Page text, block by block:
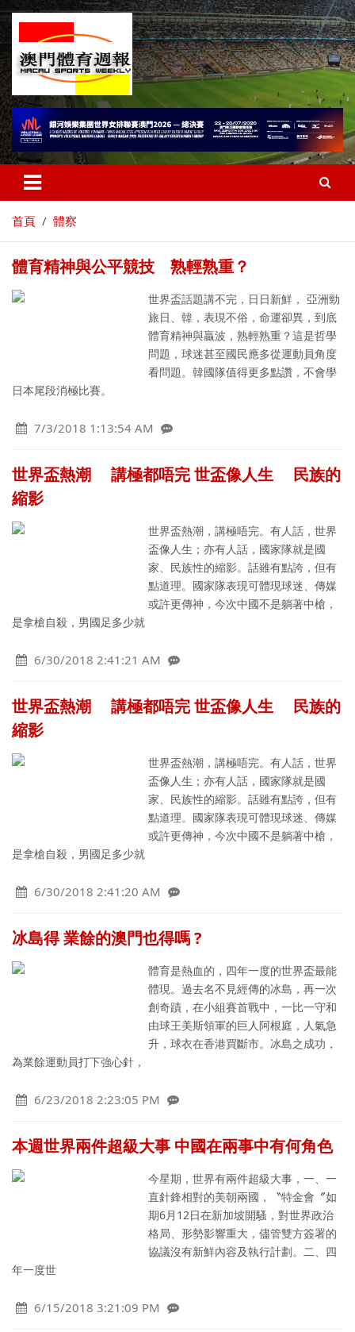
首頁 體察
體育精神與公平競技 熟輕熟重？
世界盃話題講不完，日日新鮮， 亞洲勁
旅日、韓，表現不俗，命運卻異，到底
體育精神與贏波，熟輕熟重？這是哲學
問題，球迷甚至國民應多從運動員角度
看問題。韓國隊值得更多點讚，不會學
日本尾段消極比賽。
7/3/2018 1:13:54 AM
世界盃熱潮 講極都唔完 世盃像人生 民族的
縮影
世界盃熱潮，講極唔完。有人話，世界
盃像人生；亦有人話，國家隊就是國
家、民族性的縮影。話雖有點誇，但有
點道理。國家隊表現可體現球迷、傳媒
或許更傳神，今次中國不是躺著中槍，
是拿槍自殺，男國足多少就
6/30/2018 2:41:21 AM
世界盃熱潮 講極都唔完 世盃像人生 民族的
縮影
世界盃熱潮，講極唔完。有人話，世界
盃像人生；亦有人話，國家隊就是國
家、民族性的縮影。話雖有點誇，但有
點道理。國家隊表現可體現球迷、傳媒
或許更傳神，今次中國不是躺著中槍，
是拿槍自殺，男國足多少就
6/30/2018 2:41:20 AM
冰島得 業餘的澳門也得嗎 ?
體育是熱血的，四年一度的世界盃最能
體現。過去名不見經傳的冰島，再一次
創奇蹟，在小組賽首戰中，一比一守和
由球王美斯領軍的巨人阿根庭，人氣急
升，球衣在香港買斷市。冰島之成功，
為業餘運動員打下強心針，
6/23/2018 2:23:05 PM
本週世界兩件超級大事 中國在兩事中有何角色
今星期，世界有兩件超級大事，一、一
直針鋒相對的美朝兩國，〝特金會〞如
期6月12日在新加坡開騷，對世界政治
格局、形勢影響重大，儘管雙方簽署的
協議沒有新鮮內容及執行計劃。二、四
年一度世
6/15/2018 3:21:09 PM